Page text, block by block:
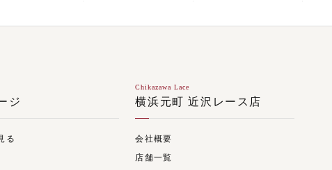
ジ
る
Chikazawa Lace
横浜元町 近沢レース店
会社概要
店舗一覧